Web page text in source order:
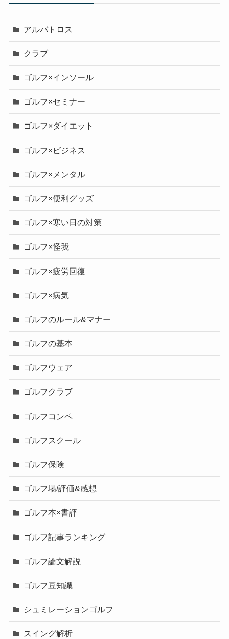
アルバトロス
クラブ
ゴルフ×インソール
ゴルフ×セミナー
ゴルフ×ダイエット
ゴルフ×ビジネス
ゴルフ×メンタル
ゴルフ×便利グッズ
ゴルフ×寒い日の対策
ゴルフ×怪我
ゴルフ×疲労回復
ゴルフ×病気
ゴルフのルール&マナー
ゴルフの基本
ゴルフウェア
ゴルフクラブ
ゴルフコンペ
ゴルフスクール
ゴルフ保険
ゴルフ場/評価&感想
ゴルフ本×書評
ゴルフ記事ランキング
ゴルフ論文解説
ゴルフ豆知識
シュミレーションゴルフ
スイング解析